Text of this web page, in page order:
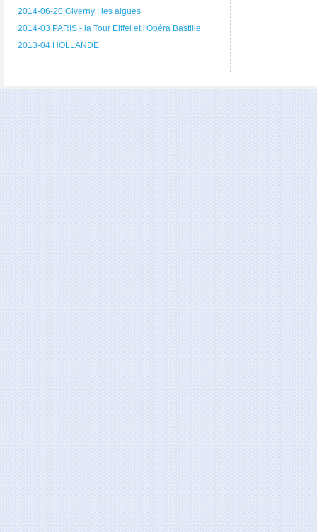
2014-06-20 Giverny : les algues
2014-03 PARIS - la Tour Eiffel et l'Opéra Bastille
2013-04 HOLLANDE